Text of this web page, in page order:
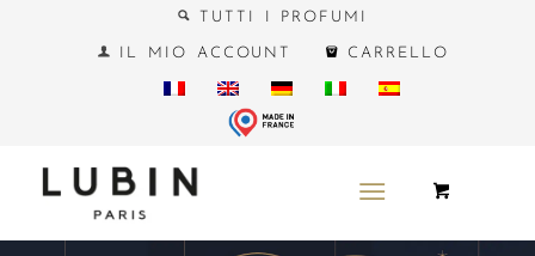
TUTTI I PROFUMI
IL MIO ACCOUNT CARRELLO